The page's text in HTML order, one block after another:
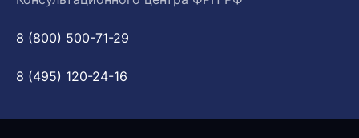
8 (800) 500-71-29
8 (495) 120-24-16